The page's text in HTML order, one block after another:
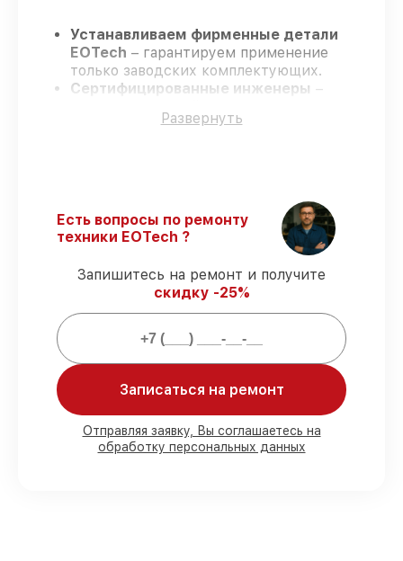
Устанавливаем фирменные детали
EOTech – гарантируем применение
только заводских комплектующих.
Сертифицированные инженеры –
подтверждает уровень их
SFP строго по договоренности.
Официальная гарантия
– все работы и
запчасти защищены официальной
гарантией EOTech.
Мы гарантируем:
80%
ремонтов проводим в присутствии
клиента
складе в Нижнем Новгороде, остальные
доставляются быстро
Развернуть
Есть вопросы по ремонту
техники EOTech ?
Запишитесь на ремонт и получите
скидку -25%
Записаться на ремонт
Отправляя заявку, Вы соглашаетесь на
обработку персональных данных